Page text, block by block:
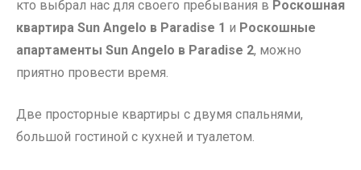
кто выбрал нас для своего пребывания в Роскошная
квартира Sun Angelo в Paradise 1 и Роскошные
апартаменты Sun Angelo в Paradise 2, можно
приятно провести время.
Две просторные квартиры с двумя спальнями,
большой гостиной с кухней и туалетом.